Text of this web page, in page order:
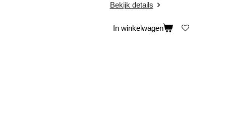
Bekijk details
In winkelwagen